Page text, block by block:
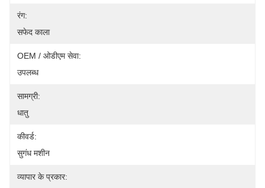
रंग:
सफेद काला
OEM / ओडीएम सेवा:
उपलब्ध
सामग्री:
धातु
कीवर्ड:
सुगंध मशीन
व्यापार के प्रकार: